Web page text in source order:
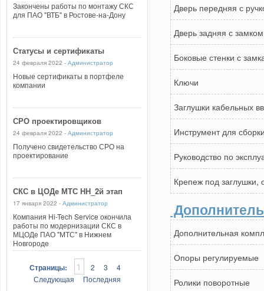
Закончены работы по монтажу СКС
для ПАО "ВТБ" в Ростове-на-Дону
Статусы и сертификаты
24 февраля 2022 - Администратор
Новые сертификаты в портфеле
компании
СРО проектировщиков
24 февраля 2022 - Администратор
Получено свидетельство СРО на
проектирование
СКС в ЦОДе МТС НН_2й этап
17 января 2022 - Администратор
Компания Hi-Tech Service окончила
работы по модернизации СКС в
МЦОДе ПАО "МТС" в Нижнем
Новгороде
Страницы: 1 2 3
4
Следующая
Последняя
Дверь передняя с
Дверь задняя с замком
Боковые стенки с
Ключи
Заглушки кабельных
Инструмент для
Руководство по
Крепеж под заглушки,
Дополнительная
Опоры регулируемые
Ролики поворотные